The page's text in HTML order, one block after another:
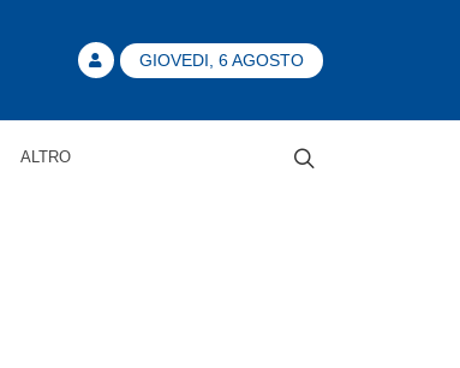
GIOVEDI, 6 AGOSTO
ALTRO